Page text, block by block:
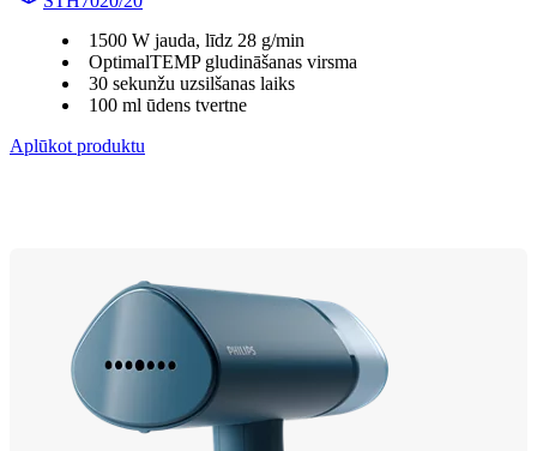
1500 W jauda, līdz 28 g/min
OptimalTEMP gludināšanas virsma
30 sekunžu uzsilšanas laiks
100 ml ūdens tvertne
Aplūkot produktu